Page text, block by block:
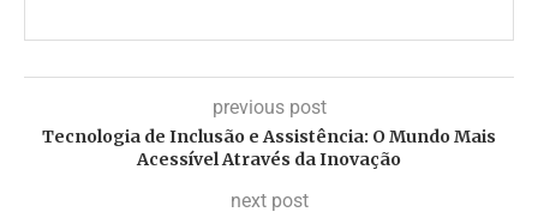
previous post
Tecnologia de Inclusão e Assistência: O Mundo Mais
Acessível Através da Inovação
next post